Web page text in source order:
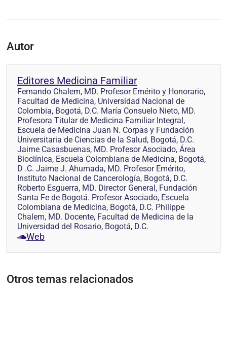
Autor
Editores Medicina Familiar
Fernando Chalem, MD. Profesor Emérito y Honorario,
Facultad de Medicina, Universidad Nacional de
Colombia, Bogotá, D.C. María Consuelo Nieto, MD.
Profesora Titular de Medicina Familiar Integral,
Escuela de Medicina Juan N. Corpas y Fundación
Universitaria de Ciencias de la Salud, Bogotá, D.C.
Jaime Casasbuenas, MD. Profesor Asociado, Área
Bioclínica, Escuela Colombiana de Medicina, Bogotá,
D .C. Jaime J. Ahumada, MD. Profesor Emérito,
Instituto Nacional de Cancerología, Bogotá, D.C.
Roberto Esguerra, MD. Director General, Fundación
Santa Fe de Bogotá. Profesor Asociado, Escuela
Colombiana de Medicina, Bogotá, D.C. Philippe
Chalem, MD. Docente, Facultad de Medicina de la
Universidad del Rosario, Bogotá, D.C.
Web
Otros temas relacionados